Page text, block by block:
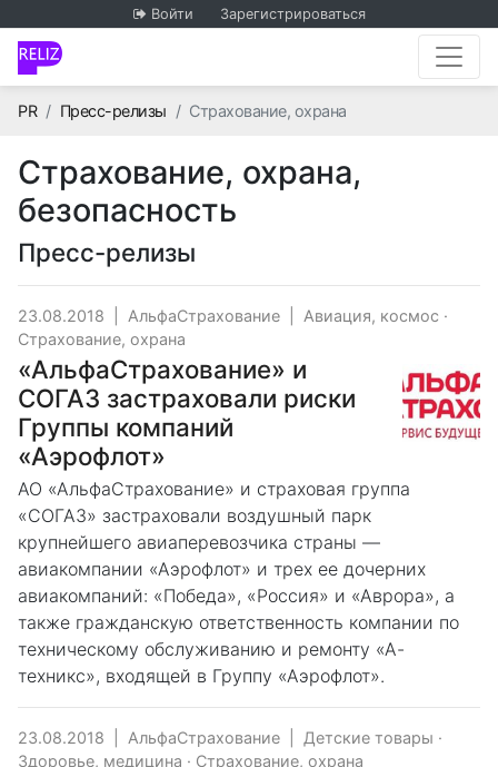
Войти Зарегистрироваться
PRГлавная
Пресс-релизы Страхование, охрана
Страхование, охрана,
безопасность
Пресс-релизы
23.08.2018 АльфаСтрахование Авиация, космос ·
Страхование, охрана
«АльфаСтрахование» и
СОГАЗ застраховали риски
Группы компаний
«Аэрофлот»
АО «АльфаСтрахование» и страховая группа
«СОГАЗ» застраховали воздушный парк
крупнейшего авиаперевозчика страны —
авиакомпании «Аэрофлот» и трех ее дочерних
авиакомпаний: «Победа», «Россия» и «Аврора», а
также гражданскую ответственность компании по
техническому обслуживанию и ремонту «А-
техникс», входящей в Группу «Аэрофлот».
23.08.2018 АльфаСтрахование Детские товары ·
Здоровье, медицина · Страхование, охрана